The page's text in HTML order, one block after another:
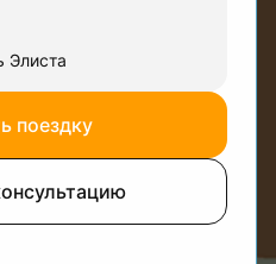
Элиста
поездку